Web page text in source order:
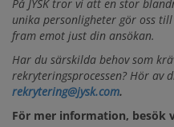
På JYSK tror vi att en stor
unika personligheter gör oss
fram emot just din ansökan.
Har du särskilda behov som
rekryteringsprocessen? Hör av
rekrytering@jysk.com.
För mer information, besök